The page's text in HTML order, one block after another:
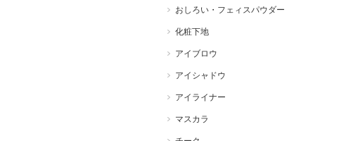
おしろい・フェィスパウダー
化粧下地
アイブロウ
アイシャドウ
アイライナー
マスカラ